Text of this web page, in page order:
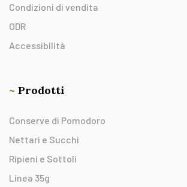
Condizioni di vendita
ODR
Accessibilità
~ Prodotti
Conserve di Pomodoro
Nettari e Succhi
Ripieni e Sottoli
Linea 35g